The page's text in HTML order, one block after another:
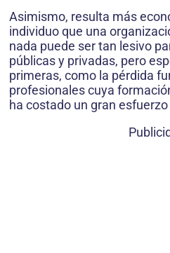
Asimismo, resulta más
individuo que una
nada puede ser tan lesivo
públicas y privadas, pero
primeras, como la pérdida
profesionales cuya
ha costado un gran